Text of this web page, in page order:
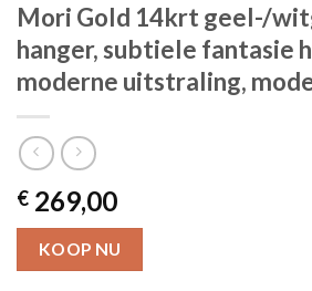
Mori Gold 14krt geel-/
hanger, subtiele fantasie
moderne uitstraling,
€ 269,00
KOOP NU